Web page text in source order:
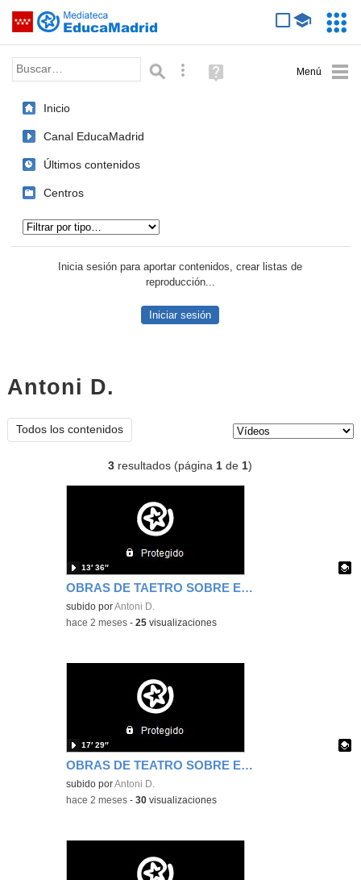
Saltar navegación
Palabra o frase: Búsqueda avanzada
Ayuda
(en
Inicio
Canal EducaMadrid
Últimos contenidos
Centros
Inicia sesión para aportar contenidos, crear listas de
reproducción...
Iniciar sesión
Antoni D.
Todos los contenidos
3 resultados (página1 de1)
OBRAS DE TAETRO SOBRE EL MEDIOAMBIENTE
Contenido educativo.
subido porAntoni D.
13′ 36″
-hace 2 meses -25 visualizaciones
OBRAS DE TEATRO SOBRE EL MEDIOAMBIENTE
Contenido educativo.
subido porAntoni D.
17′ 29″
-hace 2 meses -30 visualizaciones